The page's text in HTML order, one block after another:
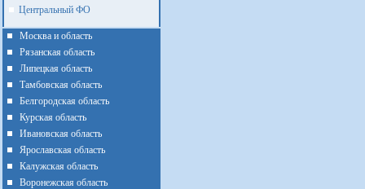
Центральный ФО
Москва и область
Рязанская область
Липецкая область
Тамбовская область
Белгородская область
Курская область
Ивановская область
Ярославская область
Калужская область
Воронежская область